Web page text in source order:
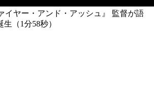
ヤー・アンド・アッシュ』 監督が語
（1分58秒）